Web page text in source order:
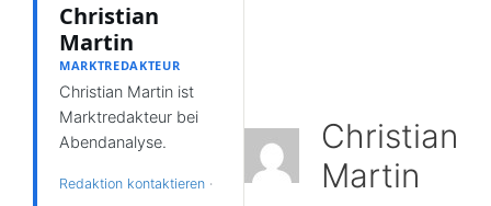
Christian
Martin
MARKTREDAKTEUR
Christian Martin ist
Marktredakteur bei
Abendanalyse.
Redaktion kontaktieren ·
Christian
Martin